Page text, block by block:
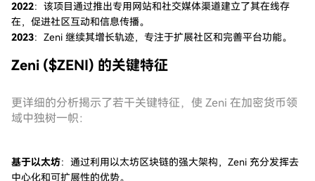
2022：该项目通过推出专用网站和社交媒体渠道建立了其在线存
在，促进社区互动和信息传播。
2023：Zeni 继续其增长轨迹，专注于扩展社区和完善平台功能。
Zeni ($ZENI) 的关键特征
更详细的分析揭示了若干关键特征，使 Zeni 在加密货币领
域中独树一帜：
基于以太坊：通过利用以太坊区块链的强大架构，Zeni 充分发挥去
中心化和可扩展性的优势。